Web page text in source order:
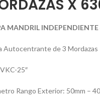
X
MANDRIL
Autocentrante de 3 Mordazas
25″
Rango Exterior: 50mm –